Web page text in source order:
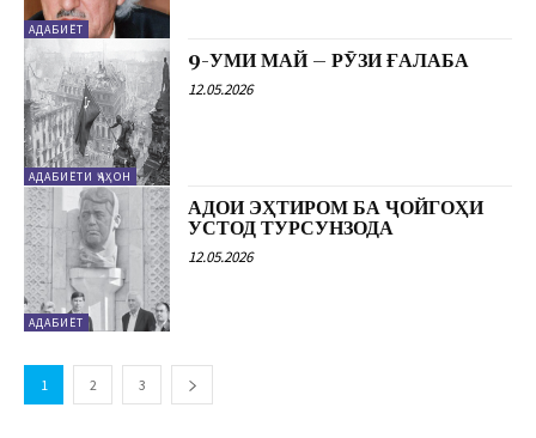
АДАБИЁТ
АДАБИЁТИ ҶАҲОН
9-УМИ МАЙ – РӮЗИ ҒАЛАБА
12.05.2026
АДАБИЁТ
АДОИ ЭҲТИРОМ БА ҶОЙГОҲИ
УСТОД ТУРСУНЗОДА
12.05.2026
1 2 3